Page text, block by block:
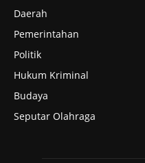
Daerah
Pemerintahan
Politik
Hukum Kriminal
Budaya
Seputar Olahraga